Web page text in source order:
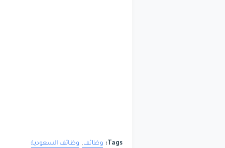
Tags: وظائف وظائف السعودية